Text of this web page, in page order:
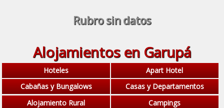
Rubro sin datos
Alojamientos en Garupá
Hoteles
Apart Hotel
Cabañas y Bungalows
Casas y Departamentos
Alojamiento Rural
Campings